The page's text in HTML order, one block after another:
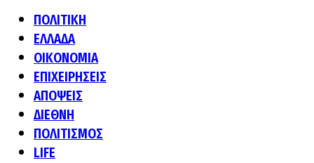
ΠΟΛΙΤΙΚΗ
ΕΛΛΑΔΑ
ΟΙΚΟΝΟΜΙΑ
ΕΠΙΧΕΙΡΗΣΕΙΣ
ΑΠΟΨΕΙΣ
ΔΙΕΘΝΗ
ΠΟΛΙΤΙΣΜΟΣ
LIFE